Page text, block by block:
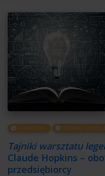
MARKETING OBOWIĄZKOWE
Tajniki warsztatu
Claude Hopkins –
przedsiębiorcy